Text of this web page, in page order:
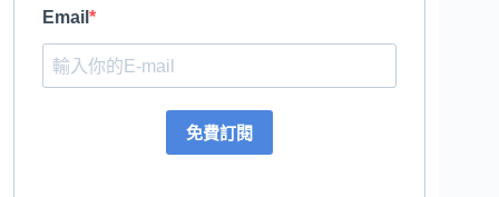
Email
免費訂閱